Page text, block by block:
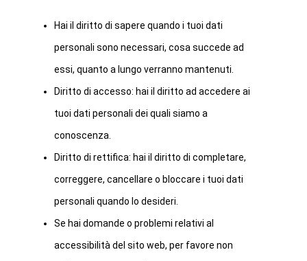
Hai il diritto di sapere quando i tuoi dati
personali sono necessari, cosa succede ad
essi, quanto a lungo verranno mantenuti.
Diritto di accesso: hai il diritto ad accedere ai
tuoi dati personali dei quali siamo a
conoscenza.
Diritto di rettifica: hai il diritto di completare,
correggere, cancellare o bloccare i tuoi dati
personali quando lo desideri.
Se hai domande o problemi relativi al
accessibilità del sito web, per favore non